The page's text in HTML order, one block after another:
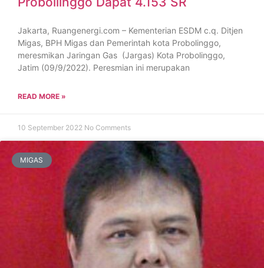
Jakarta, Ruangenergi.com – Kementerian ESDM c.q. Ditjen
Migas, BPH Migas dan Pemerintah kota Probolinggo,
meresmikan Jaringan Gas (Jargas) Kota Probolinggo,
Jatim (09/9/2022). Peresmian ini merupakan
READ MORE »
10 September 2022 No Comments
MIGAS